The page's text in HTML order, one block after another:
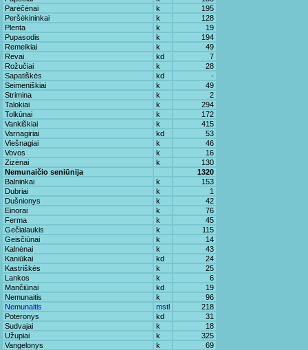
Parėčėnai
k
195
Peršėkininkai
k
128
Plenta
k
19
Pupasodis
k
194
Remeikiai
k
49
Revai
kd
7
Rožučiai
k
28
Sapatiškės
kd
-
Seimeniškiai
k
49
Strimina
k
2
Talokiai
k
294
Tolkūnai
k
172
Vankiškiai
k
415
Varnagiriai
kd
53
Viešnagiai
k
46
Vovos
k
16
Zizėnai
k
130
Nemunaičio seniūnija
1320
Balninkai
k
153
Dubriai
k
1
Dušnionys
k
42
Einorai
k
76
Ferma
k
45
Gečialaukis
k
115
Geisčiūnai
k
14
Kalnėnai
k
43
Kaniūkai
kd
24
Kastriškės
k
25
Lankos
k
6
Mančiūnai
kd
19
Nemunaitis
k
96
Nemunaitis
mstl
218
Poteronys
kd
31
Sudvajai
k
18
Užupiai
k
325
Vangelonys
k
69